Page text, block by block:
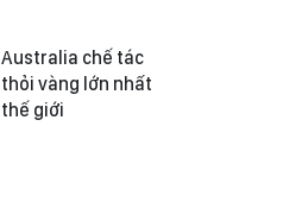
Australia chế tác
thỏi vàng lớn nhất
thế giới